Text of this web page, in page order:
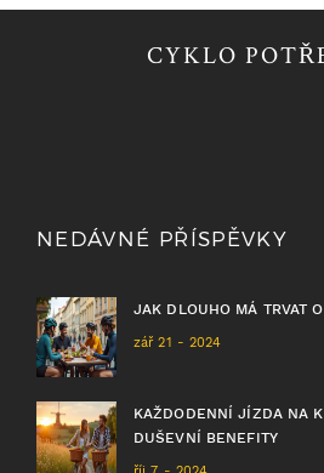
CYKLO
NEDÁVNÉ PŘÍSPĚVKY
JAK DLOUHO MÁ TRVAT
zář 21 - 2024
KAŽDODENNÍ JÍZDA NA
DUŠEVNÍ BENEFITY